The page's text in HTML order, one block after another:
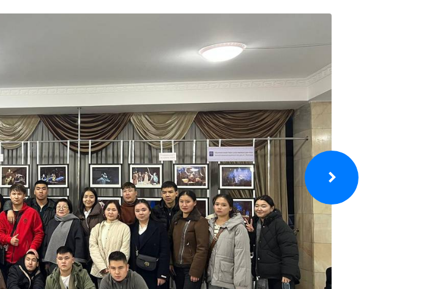
Академическая
мобильность
Мобильность студентов
КОНТАКТНАЯ
АРХИВ